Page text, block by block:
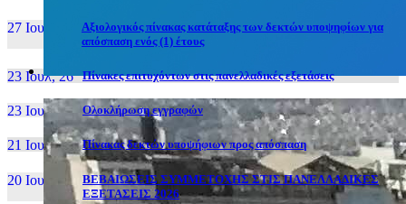
27 Ιουν, 26
Αξιολογικός πίνακας κατάταξης των δεκτών υποψηφίων για
απόσπαση ενός (1) έτους
23 Ιουλ, 26 Πίνακες επιτυχόντων στις πανελλαδικές εξετάσεις
23 Ιουλ, 26 Ολοκλήρωση εγγραφών
21 Ιουλ, 26 Πίνακας δεκτών υποψήφιων προς απόσπαση
20 Ιουλ, 26
ΒΕΒΑΙΩΣΕΙΣ ΣΥΜΜΕΤΟΧΗΣ ΣΤΙΣ ΠΑΝΕΛΛΑΔΙΚΕΣ
ΕΞΕΤΑΣΕΙΣ 2026